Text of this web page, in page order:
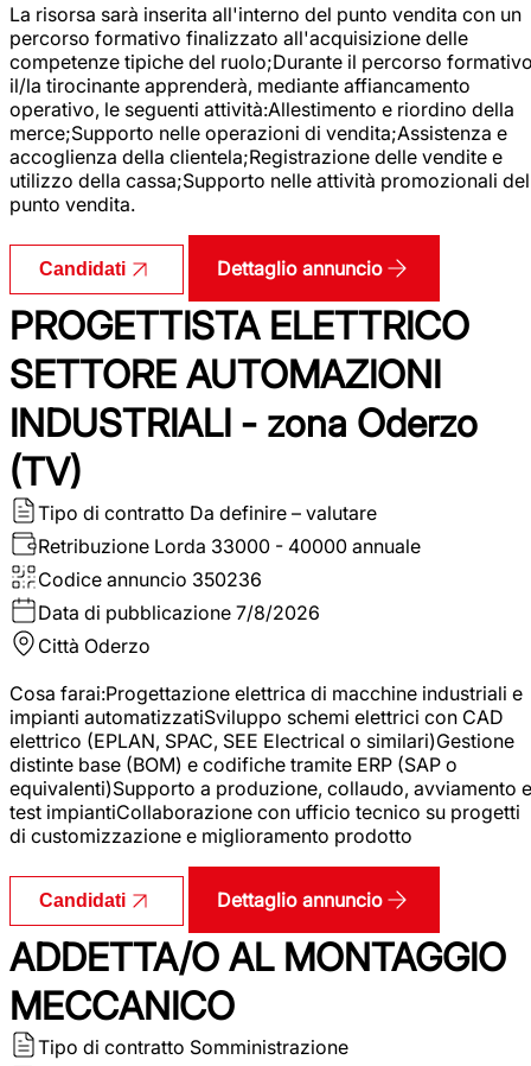
La risorsa sarà inserita all'interno del punto vendita con un
percorso formativo finalizzato all'acquisizione delle
competenze tipiche del ruolo;Durante il percorso
il/la tirocinante apprenderà, mediante affiancamento
operativo, le seguenti attività:Allestimento e riordino della
merce;Supporto nelle operazioni di vendita;Assistenza e
accoglienza della clientela;Registrazione delle vendite e
utilizzo della cassa;Supporto nelle attività promozionali del
punto vendita.
Candidati Dettaglio annuncio
PROGETTISTA ELETTRICO
SETTORE AUTOMAZIONI
INDUSTRIALI - zona Oderzo
(TV)
Tipo di contratto Da definire – valutare
Retribuzione Lorda 33000 - 40000 annuale
Codice annuncio 350236
Data di pubblicazione 7/8/2026
Città Oderzo
Cosa farai:Progettazione elettrica di macchine industriali e
impianti automatizzatiSviluppo schemi elettrici con CAD
elettrico (EPLAN, SPAC, SEE Electrical o similari)Gestione
distinte base (BOM) e codifiche tramite ERP (SAP o
equivalenti)Supporto a produzione, collaudo, avviamento e
test impiantiCollaborazione con ufficio tecnico su progetti
di customizzazione e miglioramento prodotto
Candidati Dettaglio annuncio
ADDETTA/O AL MONTAGGIO
MECCANICO
Tipo di contratto Somministrazione